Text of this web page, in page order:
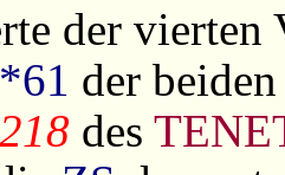
der
der
218 des